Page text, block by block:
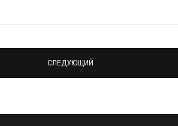
СЛЕДУЮЩИЙ